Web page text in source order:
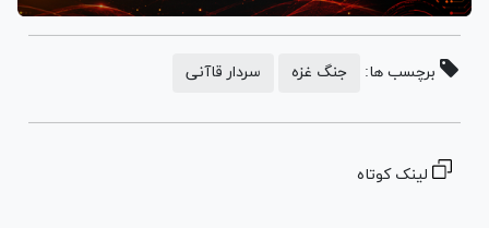
برچسب ها: جنگ غزه سردار قاآنی
لینک کوتاه